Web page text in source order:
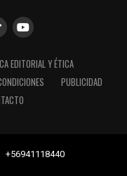
EDITORIAL Y ÉTICA
PUBLICIDAD